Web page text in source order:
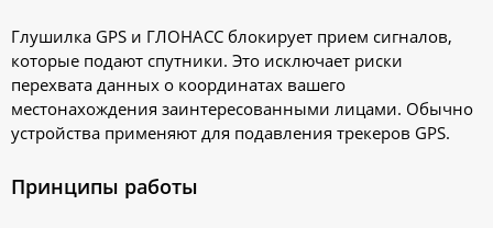
Глушилка GPS и ГЛОНАСС блокирует прием сигналов,
которые подают спутники. Это исключает риски
перехвата данных о координатах вашего
местонахождения заинтересованными лицами. Обычно
устройства применяют для подавления трекеров GPS.
Принципы работы